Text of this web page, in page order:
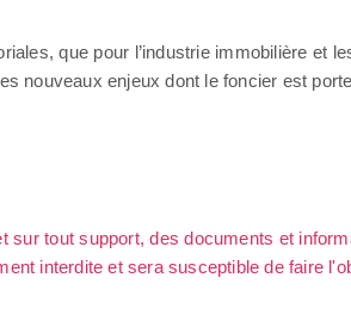
que pour l’industrie immobilière et
nouveaux enjeux dont le foncier est
sur tout support, des documents et
interdite et sera susceptible de faire